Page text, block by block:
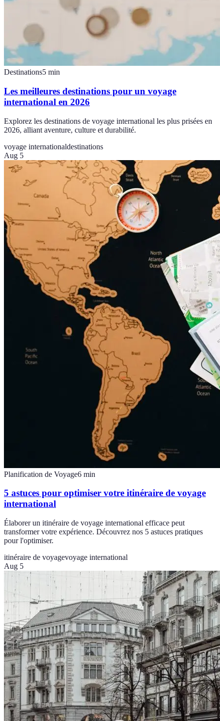
Destinations5 min
Les meilleures destinations pour un voyage
international en 2026
Explorez les destinations de voyage international les plus prisées en
2026, alliant aventure, culture et durabilité.
voyage internationaldestinations
Aug 5
Planification de Voyage6 min
5 astuces pour optimiser votre itinéraire de voyage
international
Élaborer un itinéraire de voyage international efficace peut
transformer votre expérience. Découvrez nos 5 astuces pratiques
pour l'optimiser.
itinéraire de voyagevoyage international
Aug 5